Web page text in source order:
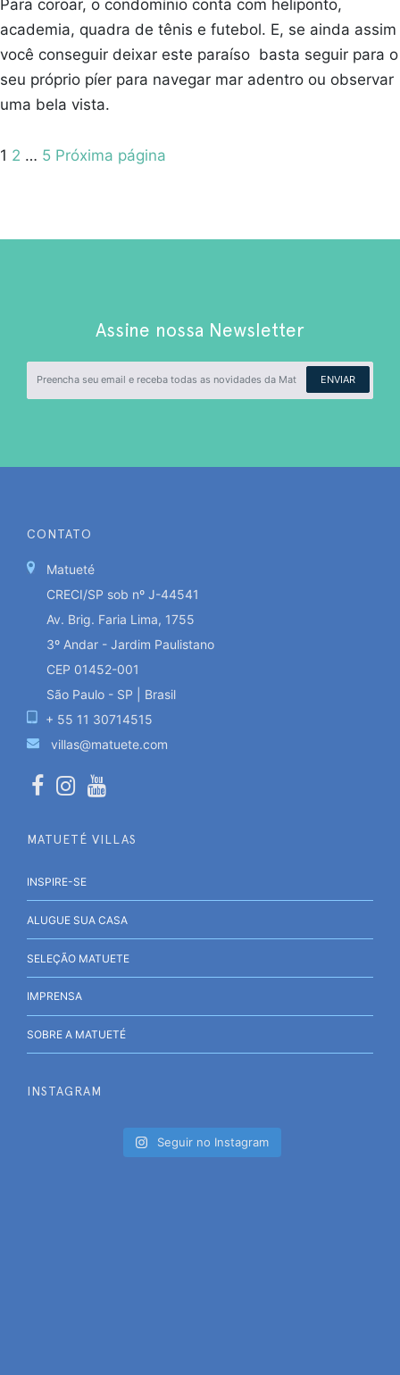
Para coroar, o condomínio conta com heliponto,
academia, quadra de tênis e futebol. E, se ainda assim
você conseguir deixar este paraíso basta seguir para o
seu próprio píer para navegar mar adentro ou observar
uma bela vista.
Paginação
Pagina
1 Pagina
2 … Pagina
5 Próxima página
Assine nossa Newsletter
ENVIAR
CONTATO
Matueté
CRECI/SP sob nº J-44541
Av. Brig. Faria Lima, 1755
3º Andar - Jardim Paulistano
CEP 01452-001
São Paulo - SP | Brasil
+ 55 11 30714515
villas@matuete.com
MATUETÉ VILLAS
INSPIRE-SE
ALUGUE SUA CASA
SELEÇÃO MATUETE
IMPRENSA
SOBRE A MATUETÉ
INSTAGRAM
Seguir no Instagram